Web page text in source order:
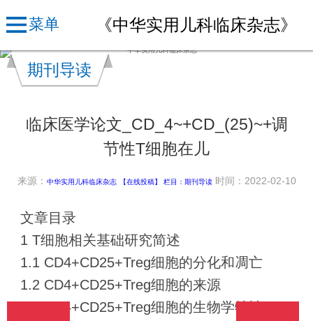
菜单 《中华实用儿科临床杂志》
期刊导读
临床医学论文_CD_4~+CD_(25)~+调
节性T细胞在儿
来源： 中华实用儿科临床杂志 【在线投稿】 栏目： 期刊导读时间：2022-02-10
文章目录
1 T细胞相关基础研究简述
1.1 CD4+CD25+Treg细胞的分化和凋亡
1.2 CD4+CD25+Treg细胞的来源
1.3 CD4+CD25+Treg细胞的生物学特性